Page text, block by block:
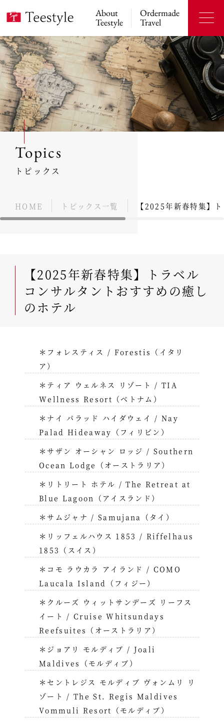
About
Teestyle
Ordermade
Travel
Topics
トピックス
HOME トピックス一覧 【2025年新春特集】
【2025年新春特集】トラベル
コンサルタントおすすめの癒し
のホテル
＊フォレスティス / Forestis（イタリ
ア）
＊ティア ウェルネス リゾート / TIA
Wellness Resort（ベトナム）
＊ナイ パラッド ハイダウェイ / Nay
Palad Hideaway（フィリピン）
＊サザン オーシャン ロッジ / Southern
Ocean Lodge（オーストラリア）
＊リトリート ホテル / The Retreat at
Blue Lagoon（アイスランド）
＊サムジャナ / Samujana（タイ）
＊リッフェルハウス 1853 / Riffelhaus
1853（スイス）
＊コモ ラウカラ アイランド / COMO
Laucala Island（フィジー）
＊クルーズ ウィットサンデーズ リーフス
イート / Cruise Whitsundays
Reefsuites（オーストラリア）
＊ジョアリ モルディブ / Joali
Maldives（モルディブ）
＊セントレジス モルディブ ヴォンムリ リ
ゾート / The St. Regis Maldives
Vommuli Resort（モルディブ）